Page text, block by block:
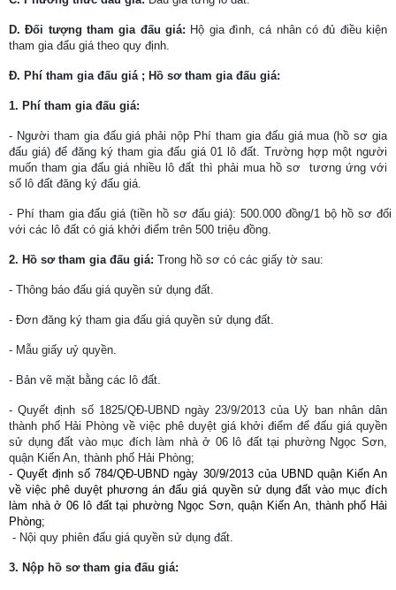
D. Đối tượng tham gia đấu giá: Hộ gia đình, cá nhân có đủ điều kiện
tham gia đấu giá theo quy định.
Đ. Phí tham gia đấu giá ; Hồ sơ tham gia đấu giá:
1. Phí tham gia đấu giá:
- Người tham gia đấu giá phải nộp Phí tham gia đấu giá mua (hồ sơ gia
đấu giá) để đăng ký tham gia đấu giá 01 lô đất. Trường hợp một người
muốn tham gia đấu giá nhiều lô đất thì phải mua hồ sơ
tương ứng với
số lô đất đăng ký đấu giá.
- Phí tham gia đấu giá (tiền hồ sơ đấu giá): 500.000 đồng/1 bộ hồ sơ đối
với các lô đất có giá khởi điểm trên 500 triệu đồng.
2. Hồ sơ tham gia đấu giá: Trong hồ sơ có các giấy tờ sau:
- Thông báo đấu giá quyền sử dụng đất.
- Đơn đăng ký tham gia đấu giá quyền sử dụng đất.
- Mẫu giấy uỷ quyền.
- Bản vẽ mặt bằng các lô đất.
- Quyết định số 1825/QĐ-UBND ngày 23/9/2013 của Uỷ ban nhân dân
thành phố Hải Phòng về việc phê duyệt giá khởi điểm để đấu giá quyền
sử dụng đất vào mục đích làm nhà ở 06 lô đất tại phường Ngọc Sơn,
quận Kiến An, thành phố Hải Phòng;
- Quyết định số 784/QĐ-UBND ngày 30/9/2013 của UBND quận Kiến An
về việc phê duyệt phương án đấu giá quyền sử dụng đất vào mục đích
làm nhà ở 06 lô đất tại phường Ngọc Sơn, quận Kiến An, thành phố Hải
Phòng;
- Nội quy phiên đấu giá quyền sử dụng đất.
3. Nộp hồ sơ tham gia đấu giá: